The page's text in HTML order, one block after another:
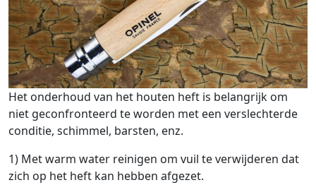
Het onderhoud van het houten heft is belangrijk om
niet geconfronteerd te worden met een verslechterde
conditie, schimmel, barsten, enz.
1) Met warm water reinigen om vuil te verwijderen dat
zich op het heft kan hebben afgezet.